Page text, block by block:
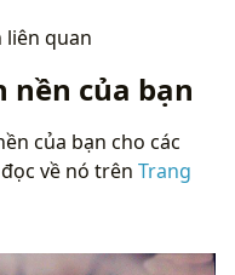
liên quan
nền của bạn
của bạn cho các
về nó trên Trang